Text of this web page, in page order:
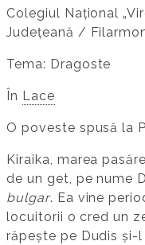
Colegiul Național
Județeană /
Tema: Dragoste
În Lace
O poveste spusă la
Kiraika, marea
de un get, pe nume
bulgar. Ea vine
locuitorii o cred un
răpește pe Dudis și-